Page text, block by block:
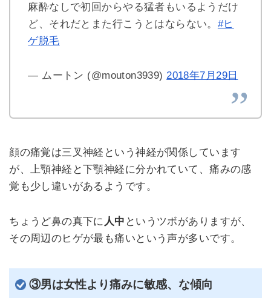
麻酔なしで初回からやる猛者もいるようだけ
ど、それだとまた行こうとはならない。 #ヒ
ゲ脱毛
— ムートン (@mouton3939)2018年7月29日
顔の痛覚は三叉神経という神経が関係しています
が、上顎神経と下顎神経に分かれていて、痛みの感
覚も少し違いがあるようです。
ちょうど鼻の真下に 人中 というツボがありますが、
その周辺のヒゲが最も痛いという声が多いです。
③男は女性より痛みに敏感、な傾向